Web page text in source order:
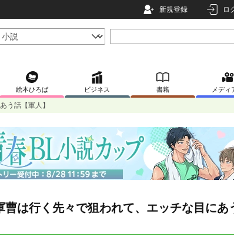
新規登録 ロ
絵本ひろば ビジネス 書籍 メディ
う話【軍人】
曹は行く先々で狙われて、エッチな目にあ